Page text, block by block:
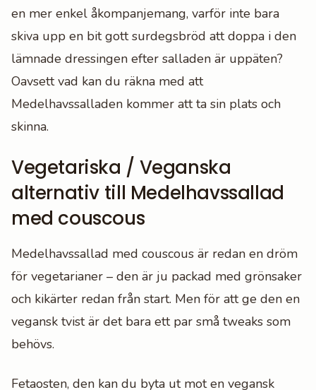
en mer enkel åkompanjemang, varför inte bara
skiva upp en bit gott surdegsbröd att doppa i den
lämnade dressingen efter salladen är uppäten?
Oavsett vad kan du räkna med att
Medelhavssalladen kommer att ta sin plats och
skinna.
Vegetariska / Veganska
alternativ till Medelhavssallad
med couscous
Medelhavssallad med couscous är redan en dröm
för vegetarianer – den är ju packad med grönsaker
och kikärter redan från start. Men för att ge den en
vegansk tvist är det bara ett par små tweaks som
behövs.
Fetaosten, den kan du byta ut mot en vegansk